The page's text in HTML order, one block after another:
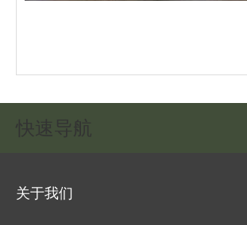
快速导航
关于我们